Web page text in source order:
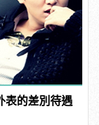
表的差別待遇